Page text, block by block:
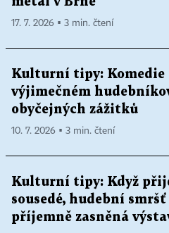
17. 7. 2026 ▪ 3 min. čtení
Kulturní tipy: Komedie
výjimečném
obyčejných zážitků
10. 7. 2026 ▪ 3 min. čtení
Kulturní tipy: Když
sousedé, hudební
příjemně zasněná